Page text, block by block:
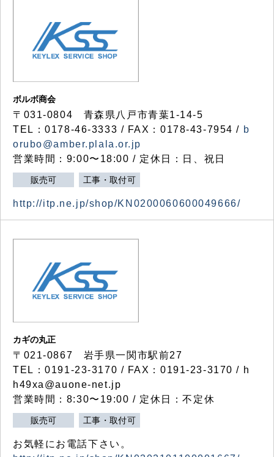
ボルボ商会
〒031-0804 青森県八戸市青葉1-14-5
TEL：0178-46-3333 / FAX：0178-43-7954 / b
orubo@amber.plala.or.jp
営業時間：9:00〜18:00 / 定休日：日、祝日
販売可 工事・取付可
http://itp.ne.jp/shop/KN0200060600049666/
カギの丸正
〒021-0867 岩手県一関市駅前27
TEL：0191-23-3170 / FAX：0191-23-3170 / h
h49xa@auone-net.jp
営業時間：8:30〜19:00 / 定休日：不定休
販売可 工事・取付可
お気軽にお電話下さい。